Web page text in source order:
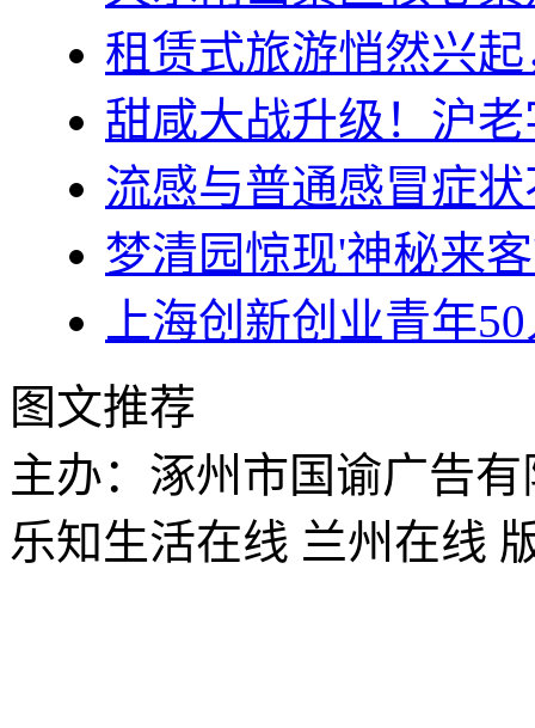
租赁式旅游悄然兴
甜咸大战升级！沪
流感与普通感冒症
梦清园惊现'神秘来
上海创新创业青年
图文推荐
主办：涿州市国谕广告
乐知生活在线 兰州在线